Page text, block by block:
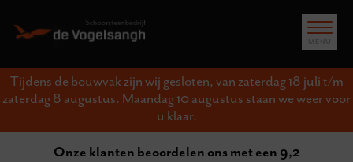
Tijdens de bouwvak zijn wij gesloten, van zaterdag 18 juli t/m
zaterdag 8 augustus. Maandag 10 augustus staan we weer voor
u klaar.
Onze klanten beoordelen ons met een 9,2